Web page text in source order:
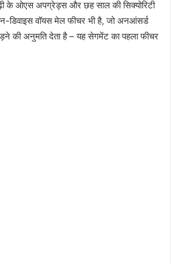
के ओएस अपग्रेड्स और छह साल की सिक्योरिटी
वॉयस मेल फीचर भी है, जो अनआंसर्ड
की अनुमति देता है – यह सेगमेंट का पहला फीचर